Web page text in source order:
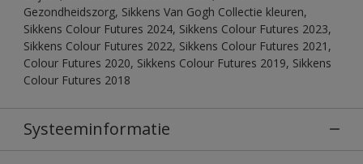
Gezondheidszorg, Sikkens Van Gogh Collectie kleuren,
Sikkens Colour Futures 2024, Sikkens Colour Futures 2023,
Sikkens Colour Futures 2022, Sikkens Colour Futures 2021,
Colour Futures 2020, Sikkens Colour Futures 2019, Sikkens
Colour Futures 2018
Systeeminformatie